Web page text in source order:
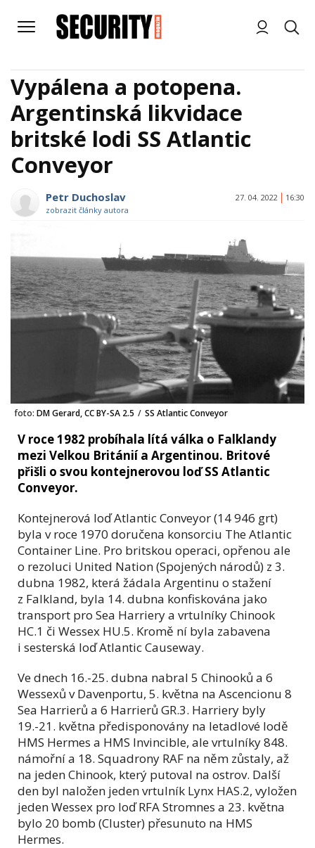
Vypálena a potopena.
Argentinská likvidace
britské lodi SS Atlantic
Conveyor
Petr Duchoslav
zobrazit články autora
27. 04. 2022 16:30
foto: DM Gerard, CC BY-SA 2.5 / SS Atlantic Conveyor
V roce 1982 probíhala lítá válka o Falklandy
mezi Velkou Británií a Argentinou. Britové
přišli o svou kontejnerovou loď SS Atlantic
Conveyor.
Kontejnerová loď Atlantic Conveyor (14 946 grt)
byla v roce 1970 doručena konsorciu The Atlantic
Container Line. Pro britskou operaci, opřenou ale
o rezoluci United Nation (Spojených národů) z 3.
dubna 1982, která žádala Argentinu o stažení
z Falkland, byla 14. dubna konfiskována jako
transport pro Sea Harriery a vrtulníky Chinook
HC.1 či Wessex HU.5. Kromě ní byla zabavena
i sesterská loď Atlantic Causeway.
Ve dnech 16.-25. dubna nabral 5 Chinooků a 6
Wessexů v Davenportu, 5. května na Ascencionu 8
Sea Harrierů a 6 Harrierů GR.3. Harriery byly
19.-21. května předisponovány na letadlové lodě
HMS Hermes a HMS Invincible, ale vrtulníky 848.
námořní a 18. Squadrony RAF na něm zůstaly, až
na jeden Chinook, který putoval na ostrov. Další
den byl naložen jeden vrtulník Lynx HAS.2, vyložen
jeden Wessex pro loď RFA Stromnes a 23. května
bylo 20 bomb (Cluster) přesunuto na HMS
Hermes.